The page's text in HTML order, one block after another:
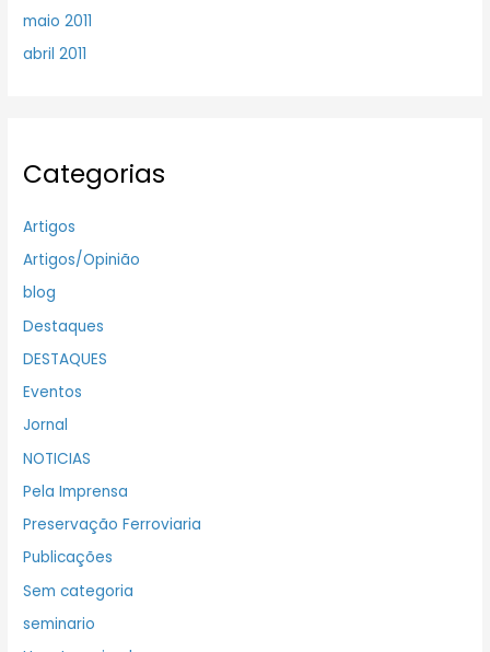
maio 2011
abril 2011
Categorias
Artigos
Artigos/Opinião
blog
Destaques
DESTAQUES
Eventos
Jornal
NOTICIAS
Pela Imprensa
Preservação Ferroviaria
Publicações
Sem categoria
seminario